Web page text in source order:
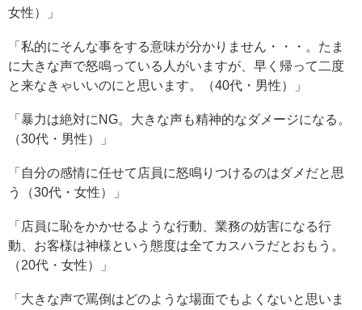
女性）」
「私的にそんな事をする意味が分かりません・・・。たま
に大きな声で怒鳴っている人がいますが、早く帰って二度
と来なきゃいいのにと思います。（40代・男性）」
「暴力は絶対にNG。大きな声も精神的なダメージになる。
（30代・男性）」
「自分の感情に任せて店員に怒鳴りつけるのはダメだと思
う（30代・女性）」
「店員に恥をかかせるような行動、業務の妨害になる行
動、お客様は神様という態度は全てカスハラだとおもう。
（20代・女性）」
「大きな声で罵倒はどのような場面でもよくないと思いま